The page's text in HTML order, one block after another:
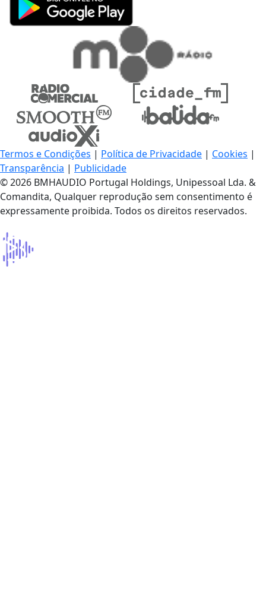
Termos e Condições | Política de Privacidade | Cookies |
Transparência | Publicidade
© 2026 BMHAUDIO Portugal Holdings, Unipessoal Lda. &
Comandita, Qualquer reprodução sem consentimento é
expressamente proibida. Todos os direitos reservados.